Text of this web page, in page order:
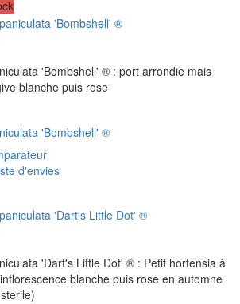
'Bombshell' ® : port arrondie mais
blanche puis rose
'Bombshell' ®
d'envies
'Dart's Little Dot' ® : Petit hortensia à
blanche puis rose en automne